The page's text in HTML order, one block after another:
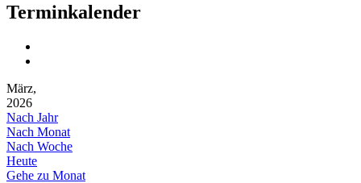
Terminkalender
März,
2026
Nach Jahr
Nach Monat
Nach Woche
Heute
Gehe zu Monat